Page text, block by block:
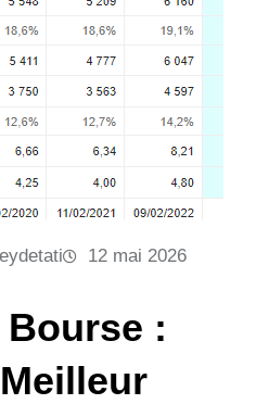
12 mai 2026
: